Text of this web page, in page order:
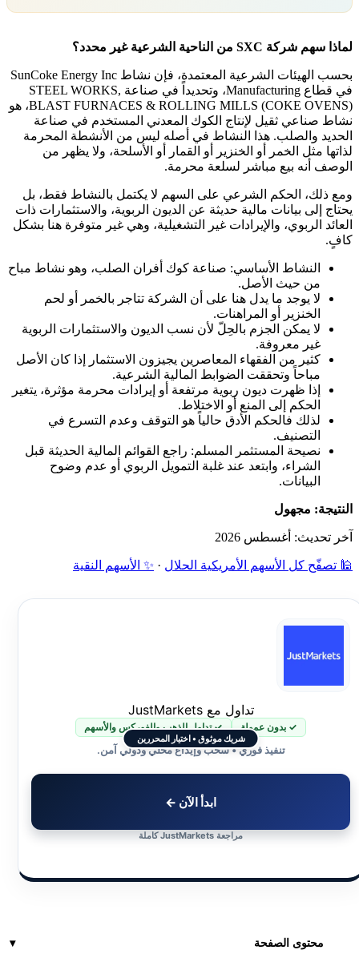
لماذا سهم شركة SXC من الناحية الشرعية غير محدد؟
بحسب الهيئات الشرعية المعتمدة، فإن نشاط SunCoke Energy Inc
في قطاع Manufacturing، وتحديداً في صناعة STEEL WORKS,
BLAST FURNACES & ROLLING MILLS (COKE OVENS)، هو
نشاط صناعي ثقيل لإنتاج الكوك المعدني المستخدم في صناعة
الحديد والصلب. هذا النشاط في أصله ليس من الأنشطة المحرمة
لذاتها مثل الخمر أو الخنزير أو القمار أو الأسلحة، ولا يظهر من
الوصف أنه بيع مباشر لسلعة محرمة.
ومع ذلك، الحكم الشرعي على السهم لا يكتمل بالنشاط فقط، بل
يحتاج إلى بيانات مالية حديثة عن الديون الربوية، والاستثمارات ذات
العائد الربوي، والإيرادات غير التشغيلية، وهي غير متوفرة هنا بشكل
كافٍ.
النشاط الأساسي: صناعة كوك أفران الصلب، وهو نشاط مباح
من حيث الأصل.
لا يوجد ما يدل هنا على أن الشركة تتاجر بالخمر أو لحم
الخنزير أو المراهنات.
لا يمكن الجزم بالحِلّ لأن نسب الديون والاستثمارات الربوية
غير معروفة.
كثير من الفقهاء المعاصرين يجيزون الاستثمار إذا كان الأصل
مباحاً وتحققت الضوابط المالية الشرعية.
إذا ظهرت ديون ربوية مرتفعة أو إيرادات محرمة مؤثرة، يتغير
الحكم إلى المنع أو الاختلاط.
لذلك فالحكم الأدق حالياً هو التوقف وعدم التسرع في
التصنيف.
نصيحة المستثمر المسلم: راجع القوائم المالية الحديثة قبل
الشراء، وابتعد عند غلبة التمويل الربوي أو عدم وضوح
البيانات.
النتيجة: مجهول
آخر تحديث: أغسطس 2026
🕌 تصفّح كل الأسهم الأمريكية الحلال · ✨ الأسهم النقية
شريك موثوق • اختيار المحررين
تداول مع JustMarkets
✓ بدون عمولة ✓ تداول الذهب والفوركس والأسهم
تنفيذ فوري • سحب وإيداع محلي ودولي آمن.
ابدأ الآن ←
مراجعة JustMarkets كاملة
محتوى الصفحة